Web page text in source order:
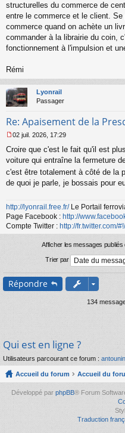
structurelles du commerce de
entre le commerce et le client.
commerce quand on achète un
commander à la librairie du coin,
fonctionnement à l'impulsion et
Rémi
Lyonrail
Passager
Re: Apaisement de la
e
s
a
g
n
o
n
l
02 juil. 2026, 17:29
Croire que c'est le fait qu'il est
voiture qui entraîne la fermeture
c'est être totalement à côté de la
de quoi je parle, je bossais pour
http://lyonrail.free.fr/Le Portail
Page Facebook : http://
Compte Twitter : http://fr.twitter.com/
Afficher les messages publiés
Trier par
Répondre
134
Qui est en ligne ?
Utilisateurs parcourant ce forum : antounin
Accueil du forum Accueil du
Développé par phpBB® Forum
Traduction